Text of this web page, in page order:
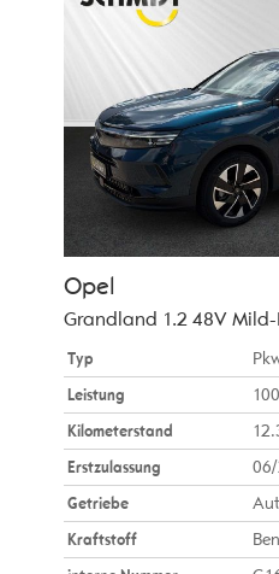
Opel
Grandland 1.2 48V Mild-
Typ
Leistung
Kilometerstand
Erstzulassung
Getriebe
Kraftstoff